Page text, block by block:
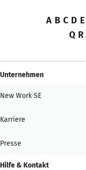
A B C D E
Q R
Unternehmen
New Work SE
Karriere
Presse
Hilfe & Kontakt